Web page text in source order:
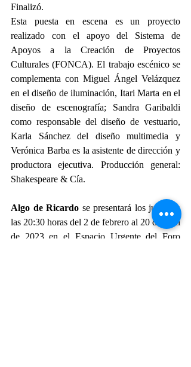
Finalizó.
Esta puesta en escena es un proyecto
realizado con el apoyo del Sistema de
Apoyos a la Creación de Proyectos
Culturales (FONCA). El trabajo escénico se
complementa con Miguel Ángel Velázquez
en el diseño de iluminación, Itari Marta en el
diseño de escenografía; Sandra Garibaldi
como responsable del diseño de vestuario,
Karla Sánchez del diseño multimedia y
Verónica Barba es la asistente de dirección y
productora ejecutiva. Producción general:
Shakespeare & Cía.
Algo de Ricardo se presentará los jueves a
las 20:30 horas del 2 de febrero al 20 de abril
de 2023 en el Espacio Urgente del Foro